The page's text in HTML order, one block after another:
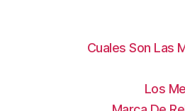
Cuales Son Las
Los